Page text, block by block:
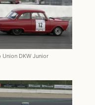
Union DKW Junior